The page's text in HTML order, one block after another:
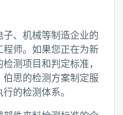
、机械等制造企业的
程师。如果您正在为新
测项目和判定标准，
思的检测方案制定服
的检测体系。